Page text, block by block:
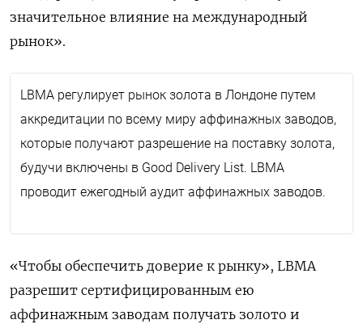
значительное влияние на международный
рынок».
LBMA регулирует рынок золота в Лондоне путем
аккредитации по всему миру аффинажных заводов,
которые получают разрешение на поставку золота,
будучи включены в Good Delivery List. LBMA
проводит ежегодный аудит аффинажных заводов.
«Чтобы обеспечить доверие к рынку», LBMA
разрешит сертифицированным ею
аффинажным заводам получать золото и